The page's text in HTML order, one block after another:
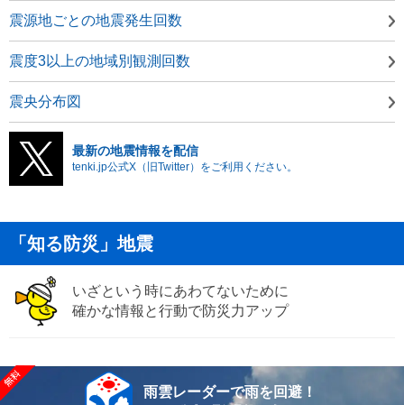
震源地ごとの地震発生回数
震度3以上の地域別観測回数
震央分布図
最新の地震情報を配信
tenki.jp公式X（旧Twitter）をご利用ください。
「知る防災」地震
いざという時にあわてないために
確かな情報と行動で防災力アップ
雨雲レーダーで雨を回避！